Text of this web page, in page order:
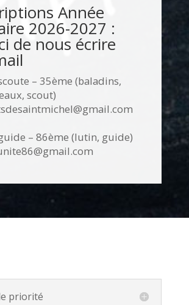
Année
2026-2027 :
de nous écrire
– 35ème (baladins,
scout)
– 86ème (lutin, guide)
priorité